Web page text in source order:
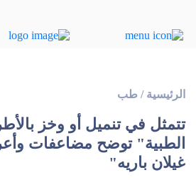
الرئيسية / طب
تتمثل في تنميل أو وخز
الطبية" توضح مضاعفات
غيلان باريه"